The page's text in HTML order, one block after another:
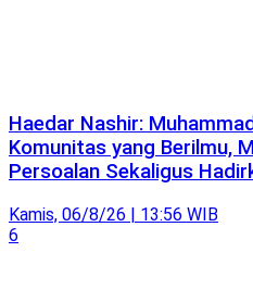
Haedar Nashir:
Komunitas yang Berilmu,
Persoalan Sekaligus
Kamis, 06/8/26 | 13:56 WIB
6